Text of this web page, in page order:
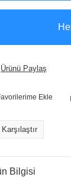
Ürünü Paylaş
Karşılaştır
Bilgisi